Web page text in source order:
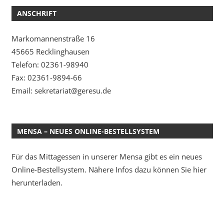
ANSCHRIFT
Markomannenstraße 16
45665 Recklinghausen
Telefon: 02361-98940
Fax: 02361-9894-66
Email: sekretariat@geresu.de
MENSA – NEUES ONLINE-BESTELLSYSTEM
Für das Mittagessen in unserer Mensa gibt es ein neues
Online-Bestellsystem. Nähere Infos dazu können Sie hier
herunterladen.